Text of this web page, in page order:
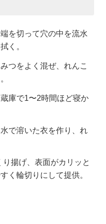
を切って穴の中を流水
く。
つをよく混ぜ、れんこ
庫で1〜2時間ほど寝か
で溶いた衣を作り、れ
揚げ、表面がカリッと
く輪切りにして提供。